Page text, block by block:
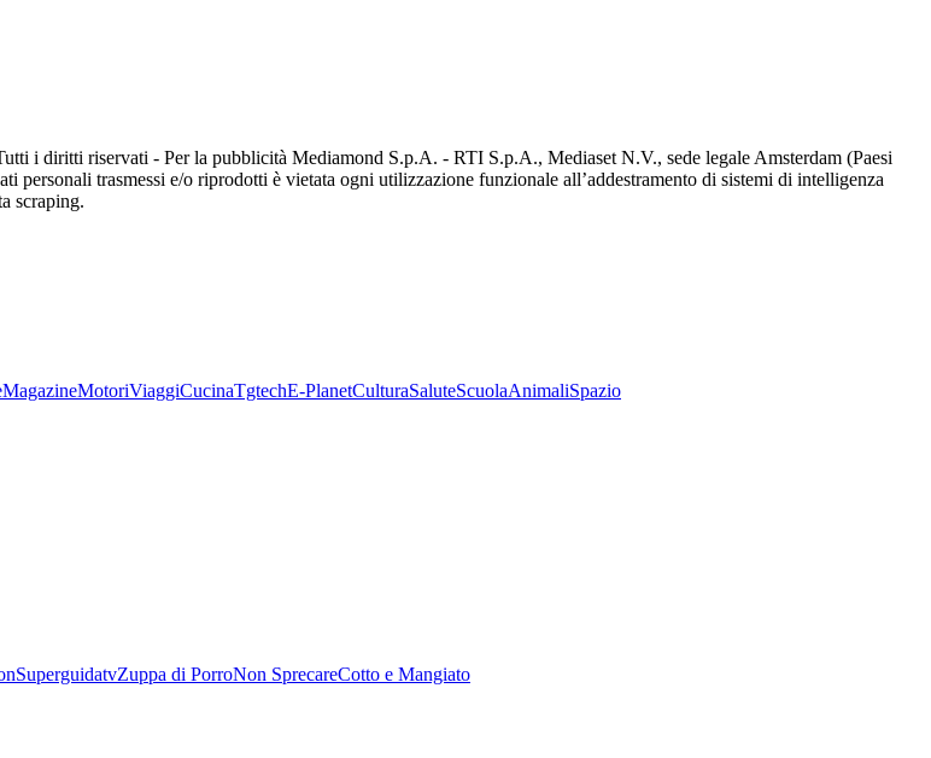
i diritti riservati - Per la pubblicità Mediamond S.p.A. - RTI S.p.A., Mediaset N.V., sede legale Amsterdam (Paesi
personali trasmessi e/o riprodotti è vietata ogni utilizzazione funzionale all’addestramento di sistemi di intelligenza
scraping.
MagazineMotoriViaggiCucinaTgtechE-PlanetCulturaSaluteScuolaAnimaliSpazio
SuperguidatvZuppa di PorroNon SprecareCotto e Mangiato